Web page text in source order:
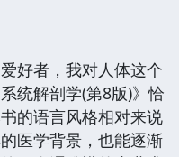
好者，我对人体这个
统解剖学(第8版)》恰
的语言风格相对来说
医学背景，也能逐渐